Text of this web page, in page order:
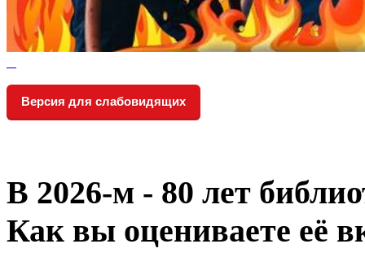
Версия для слабовидящих
В 2026‑м - 80 лет
Как вы оцениваете её